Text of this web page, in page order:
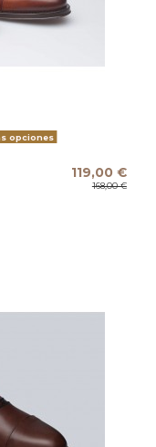
opciones
119,00 €
168,00 €